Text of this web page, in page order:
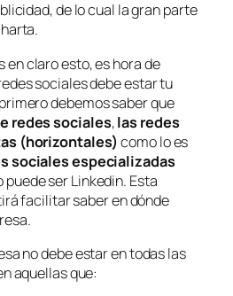
de lo cual la gran parte
en claro esto, es hora de
sociales debe estar tu
debemos saber que
redes sociales,las redes
(horizontales) como lo es
sociales especializadas
puede ser Linkedin. Esta
facilitar saber en dónde
no debe estar en todas las
aquellas que: